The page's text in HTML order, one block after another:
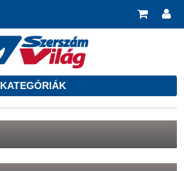
KATEGÓRIÁK